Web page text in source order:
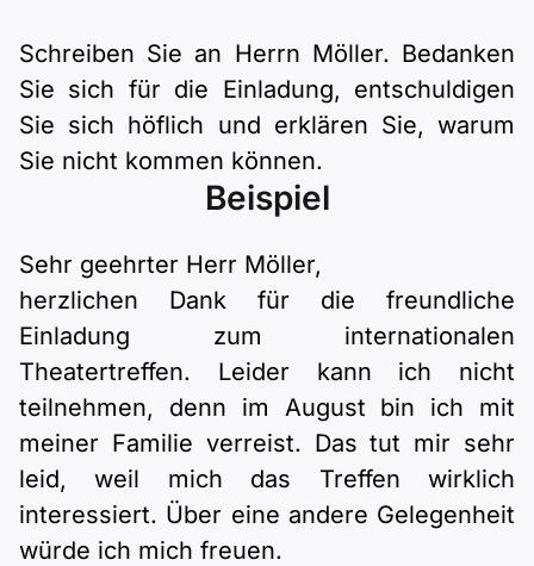
B1 Goethe
B1 ÖIF
B1 ÖSD
B2 Goethe
B2 Pflege (telc)
Online-Kurse
Einbürgerungstest
Spiele
Schulen & Kurse
Lebenslauf erstellen
Motivationsbriefe
Schreiben Sie an Herrn Möller. Bedanken
Sie sich für die Einladung, entschuldigen
Sie sich höflich und erklären Sie, warum
Sie nicht kommen können.
Beispiel
Sehr geehrter Herr Möller,
herzlichen Dank für die freundliche
Einladung zum internationalen
Theatertreffen. Leider kann ich nicht
teilnehmen, denn im August bin ich mit
meiner Familie verreist. Das tut mir sehr
leid, weil mich das Treffen wirklich
interessiert. Über eine andere Gelegenheit
würde ich mich freuen.